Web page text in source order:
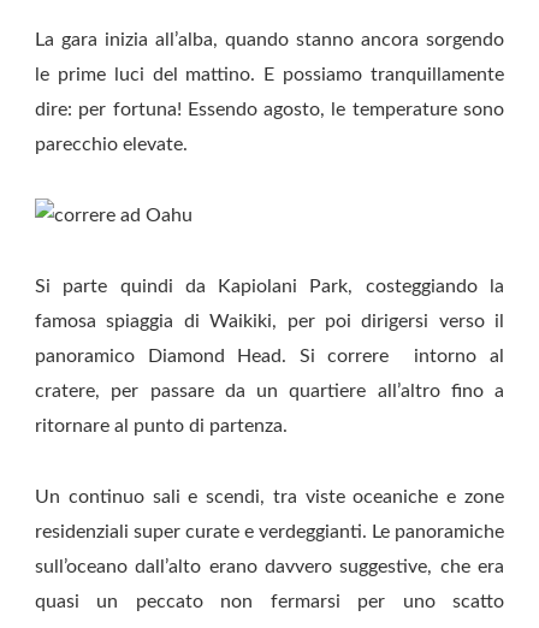
La gara inizia all’alba, quando stanno ancora sorgendo
le prime luci del mattino. E possiamo tranquillamente
dire: per fortuna! Essendo agosto, le temperature sono
parecchio elevate.
Si parte quindi da Kapiolani Park, costeggiando la
famosa spiaggia di Waikiki, per poi dirigersi verso il
panoramico Diamond Head. Si correre intorno al
cratere, per passare da un quartiere all’altro fino a
ritornare al punto di partenza.
Un continuo sali e scendi, tra viste oceaniche e zone
residenziali super curate e verdeggianti. Le panoramiche
sull’oceano dall’alto erano davvero suggestive, che era
quasi un peccato non fermarsi per uno scatto